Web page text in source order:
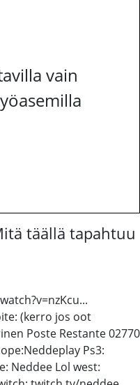
vain
täällä tapahtuu
(kerro jos oot
Poste Restante 02770
Ps3:
Neddee Lol west: